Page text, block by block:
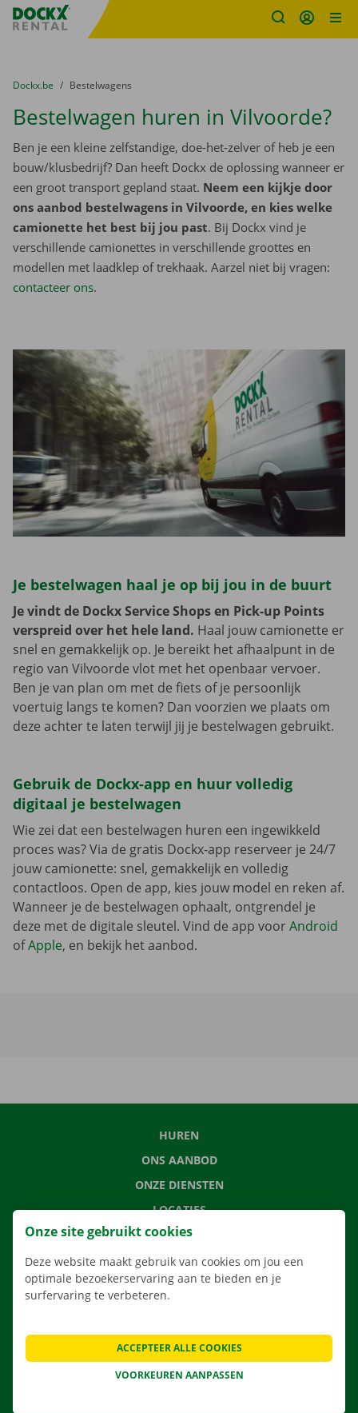
Fratello DEMO
U bevindt zich hier:
van
Dockx.be naar
Bestelwagens
Bestelwagen huren in Vilvoorde?
Ben je een kleine zelfstandige, doe-het-zelver of heb je een
bouw/klusbedrijf? Dan heeft Dockx de oplossing wanneer er
een groot transport gepland staat. Neem een kijkje door
ons aanbod bestelwagens in Vilvoorde, en kies welke
camionette het best bij jou past. Bij Dockx vind je
verschillende camionettes in verschillende groottes en
modellen met laadklep of trekhaak. Aarzel niet bij vragen:
contacteer ons.
Je bestelwagen haal je op bij jou in de buurt
Je vindt de Dockx Service Shops en Pick-up Points
verspreid over het hele land. Haal jouw camionette er
snel en gemakkelijk op. Je bereikt het afhaalpunt in de
regio van Vilvoorde vlot met het openbaar vervoer.
Ben je van plan om met de fiets of je persoonlijk
voertuig langs te komen? Dan voorzien we plaats om
deze achter te laten terwijl jij je bestelwagen gebruikt.
Gebruik de Dockx-app en huur volledig
digitaal je bestelwagen
Wie zei dat een bestelwagen huren een ingewikkeld
proces was? Via de gratis Dockx-app reserveer je 24/7
jouw camionette: snel, gemakkelijk en volledig
contactloos. Open de app, kies jouw model en reken af.
Wanneer je de bestelwagen ophaalt, ontgrendel je
deze met de digitale sleutel. Vind de app voorAndroid
ofApple, en bekijk het aanbod.
HUREN
ONS AANBOD
ONZE DIENSTEN
LOCATIES
APP
VERHUISOPLOSSINGEN
CONTACTEER ONS
VEELGESTELDE VRAGEN
Onze site gebruikt cookies
Deze website maakt gebruik van cookies om jou een
optimale bezoekerservaring aan te bieden en je
surfervaring te verbeteren.
VOORKEUREN AANPASSEN
ACCEPTEER ALLE COOKIES